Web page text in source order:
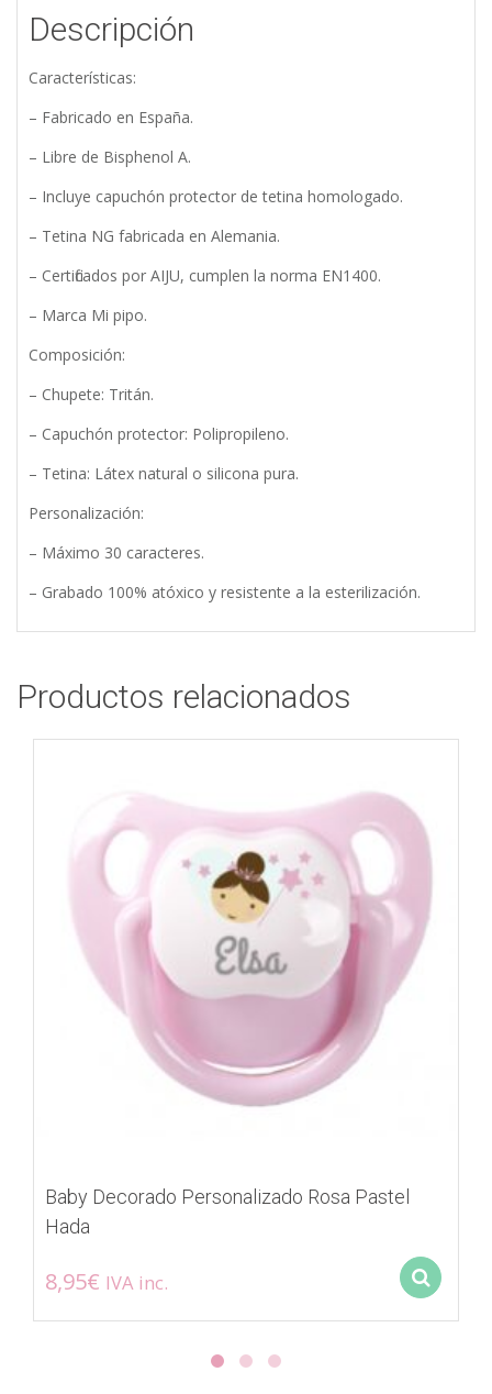
Descripción
Características:
– Fabricado en España.
– Libre de Bisphenol A.
– Incluye capuchón protector de tetina homologado.
– Tetina NG fabricada en Alemania.
– Certificados por AIJU, cumplen la norma EN1400.
– Marca Mi pipo.
Composición:
– Chupete: Tritán.
– Capuchón protector: Polipropileno.
– Tetina: Látex natural o silicona pura.
Personalización:
– Máximo 30 caracteres.
– Grabado 100% atóxico y resistente a la esterilización.
Productos relacionados
Baby Decorado Personalizado Rosa Pastel
Hada
8,95€ IVA inc.